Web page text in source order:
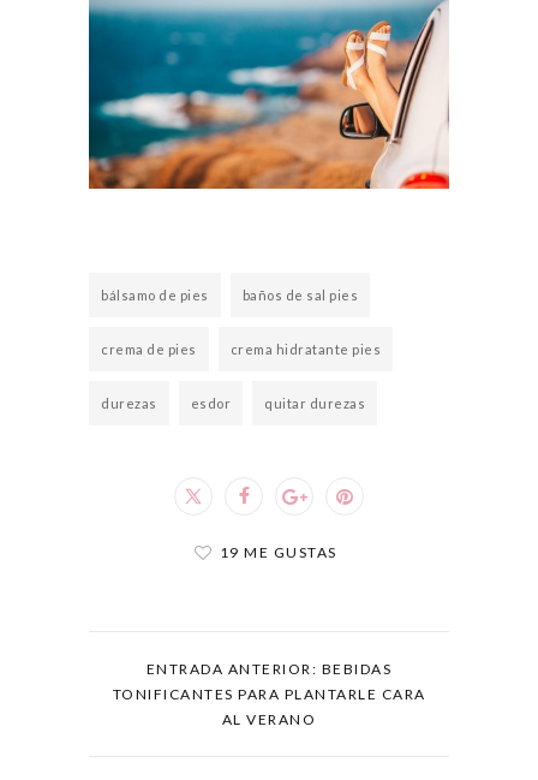
bálsamo de pies baños de sal pies
crema de pies crema hidratante pies
durezas esdor quitar durezas
19 ME GUSTAS
ENTRADA ANTERIOR: BEBIDAS
TONIFICANTES PARA PLANTARLE CARA
AL VERANO